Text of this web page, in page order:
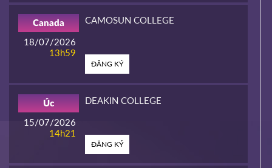
18/07/2026
13h59
Canada CAMOSUN COLLEGE
ĐĂNG KÝ
15/07/2026
14h21
Úc DEAKIN COLLEGE
ĐĂNG KÝ